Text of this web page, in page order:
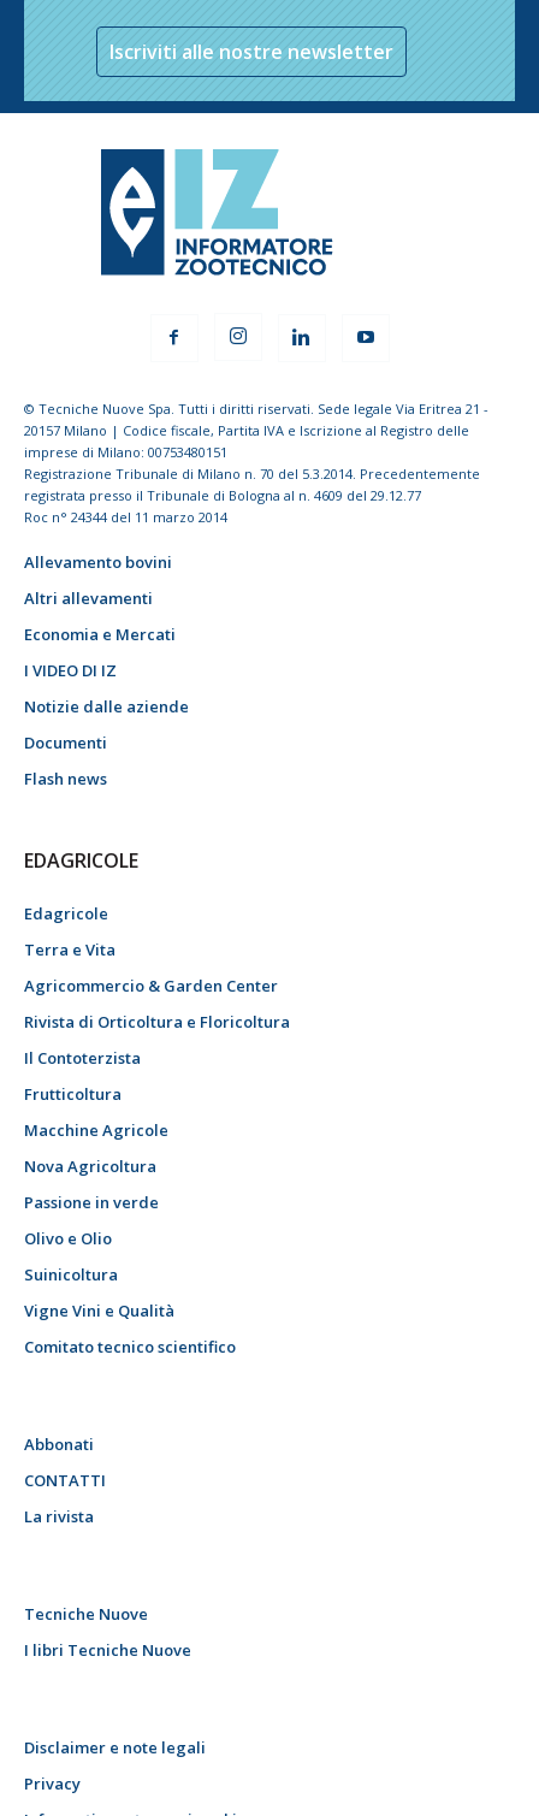
Iscriviti alle nostre newsletter
© Tecniche Nuove Spa. Tutti i diritti riservati. Sede legale Via Eritrea 21 -
20157 Milano | Codice fiscale, Partita IVA e Iscrizione al Registro delle
imprese di Milano: 00753480151
Registrazione Tribunale di Milano n. 70 del 5.3.2014. Precedentemente
registrata presso il Tribunale di Bologna al n. 4609 del 29.12.77
Roc n° 24344 del 11 marzo 2014
Allevamento bovini
Altri allevamenti
Economia e Mercati
I VIDEO DI IZ
Notizie dalle aziende
Documenti
Flash news
EDAGRICOLE
Edagricole
Terra e Vita
Agricommercio & Garden Center
Rivista di Orticoltura e Floricoltura
Il Contoterzista
Frutticoltura
Macchine Agricole
Nova Agricoltura
Passione in verde
Olivo e Olio
Suinicoltura
Vigne Vini e Qualità
Comitato tecnico scientifico
Abbonati
CONTATTI
La rivista
Tecniche Nuove
I libri Tecniche Nuove
Disclaimer e note legali
Privacy